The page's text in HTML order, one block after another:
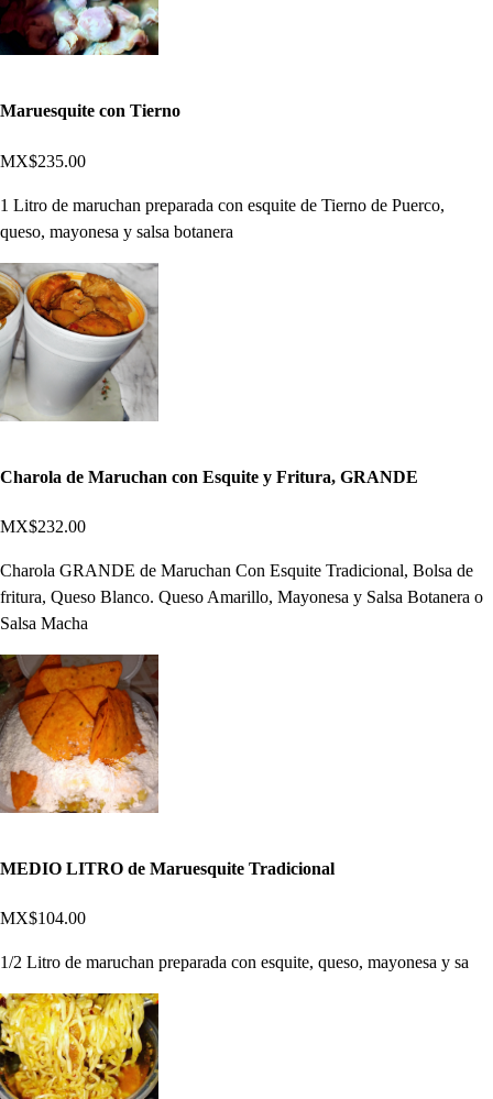
Maruesquite con Tierno
MX$235.00
1 Litro de maruchan preparada con esquite de Tierno de Puerco,
queso, mayonesa y salsa botanera
Charola de Maruchan con Esquite y Fritura, GRANDE
MX$232.00
Charola GRANDE de Maruchan Con Esquite Tradicional, Bolsa de
fritura, Queso Blanco. Queso Amarillo, Mayonesa y Salsa Botanera o
Salsa Macha
MEDIO LITRO de Maruesquite Tradicional
MX$104.00
1/2 Litro de maruchan preparada con esquite, queso, mayonesa y sa